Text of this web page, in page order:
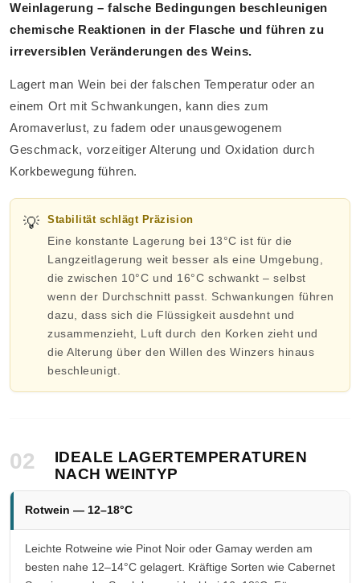
Weinlagerung – falsche Bedingungen beschleunigen
chemische Reaktionen in der Flasche und führen zu
irreversiblen Veränderungen des Weins.
Lagert man Wein bei der falschen Temperatur oder an
einem Ort mit Schwankungen, kann dies zum
Aromaverlust, zu fadem oder unausgewogenem
Geschmack, vorzeitiger Alterung und Oxidation durch
Korkbewegung führen.
💡 Stabilität schlägt Präzision
Eine konstante Lagerung bei 13°C ist für die
Langzeitlagerung weit besser als eine Umgebung,
die zwischen 10°C und 16°C schwankt – selbst
wenn der Durchschnitt passt. Schwankungen führen
dazu, dass sich die Flüssigkeit ausdehnt und
zusammenzieht, Luft durch den Korken zieht und
die Alterung über den Willen des Winzers hinaus
beschleunigt.
02
IDEALE LAGERTEMPERATUREN
NACH WEINTYP
Rotwein — 12–18°C
Leichte Rotweine wie Pinot Noir oder Gamay werden am
besten nahe 12–14°C gelagert. Kräftige Sorten wie Cabernet